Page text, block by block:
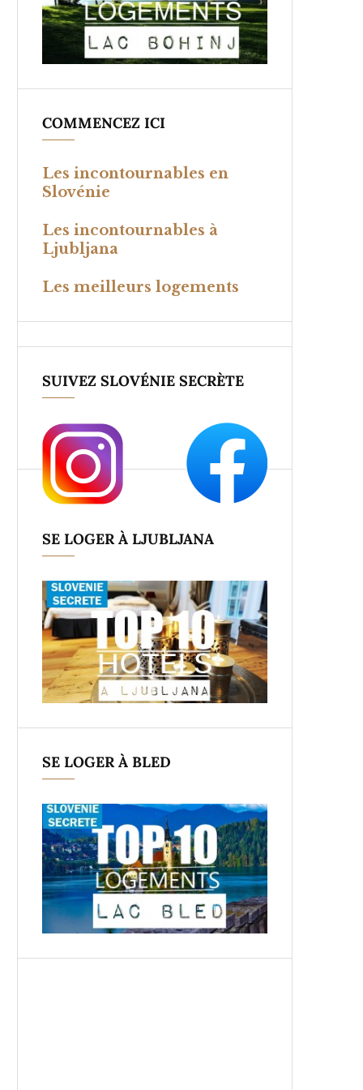
COMMENCEZ ICI
Les incontournables en
Slovénie
Les incontournables à
Ljubljana
Les meilleurs logements
SUIVEZ SLOVÉNIE SECRÈTE
SE LOGER À LJUBLJANA
SE LOGER À BLED